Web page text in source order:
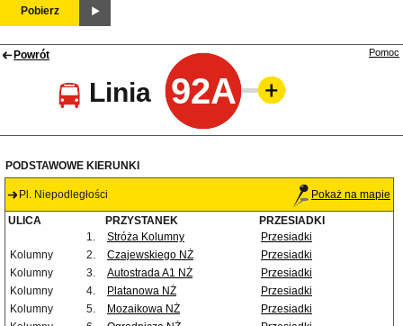
Pobierz
Powrót
Linia 92A
Pomoc
PODSTAWOWE KIERUNKI
Pl. Niepodległości Pokaż na mapie
ULICA PRZYSTANEK
PRZESIADKI
1.
Stróża Kolumny
Przesiadki
Kolumny
2. Czajewskiego NŻ
Przesiadki
Kolumny
3. Autostrada A1 NŻ
Przesiadki
Kolumny
4. Platanowa NŻ
Przesiadki
Kolumny
5. Mozaikowa NŻ
Przesiadki